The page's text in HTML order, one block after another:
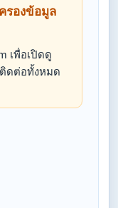
รองข้อมูล
เพื่อเปิดดู
ติดต่อทั้งหมด